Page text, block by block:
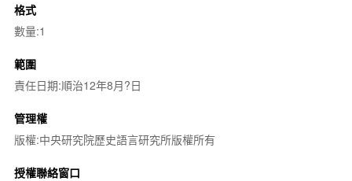
格式
數量:1
範圍
責任日期:順治12年8月?日
管理權
版權:中央研究院歷史語言研究所版權所有
授權聯絡窗口